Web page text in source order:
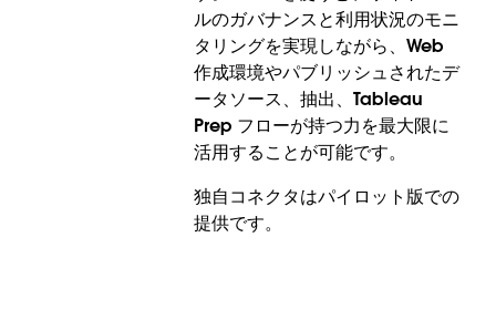
サービスとしての Hyper は、Tableau Prep と
Tableau Cloud で一般提供されます。
ルのガバナンスと利用状況のモニ
タリングを実現しながら、Web
作成環境やパブリッシュされたデ
ータソース、抽出、Tableau
Prep フローが持つ力を最大限に
活用することが可能です。
独自コネクタはパイロット版での
提供です。